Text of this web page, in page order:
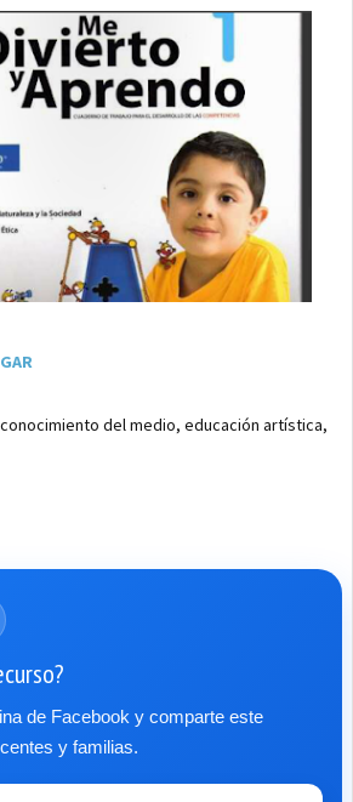
del medio, educación artística,
de Facebook y comparte este
y familias.